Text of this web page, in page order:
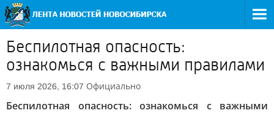
Беспилотная опасность:
ознакомься с важными правилами
7 июля 2026, 16:07 Официально
Беспилотная опасность: ознакомься с важными